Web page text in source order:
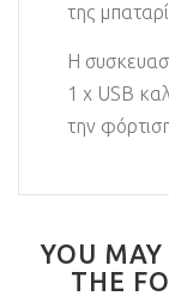
της
Η
1 x USB
την
YOU
THE